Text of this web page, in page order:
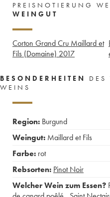
PREISNOTIERUNG
WEINGUT
Corton Grand Cru Maillard et
Fils (Domaine) 2017
BESONDERHEITEN
DES
WEINS
Region: Burgund
Weingut: Maillard et Fils
Farbe: rot
Rebsorten: Pinot Noir
Welcher Wein zum Essen?